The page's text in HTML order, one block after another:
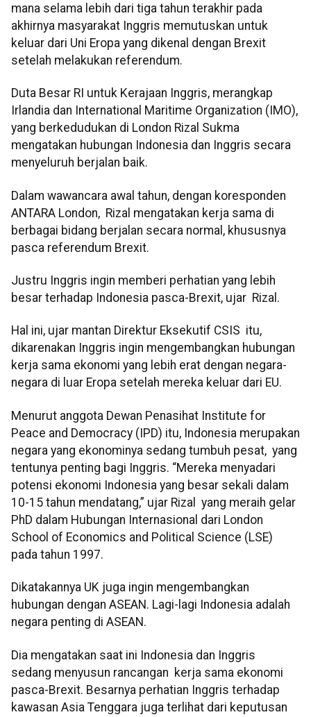
mana selama lebih dari tiga tahun terakhir pada
akhirnya masyarakat Inggris memutuskan untuk
keluar dari Uni Eropa yang dikenal dengan Brexit
setelah melakukan referendum.
Duta Besar RI untuk Kerajaan Inggris, merangkap
Irlandia dan International Maritime Organization (IMO),
yang berkedudukan di London Rizal Sukma
mengatakan hubungan Indonesia dan Inggris secara
menyeluruh berjalan baik.
Dalam wawancara awal tahun, dengan koresponden
ANTARA London, Rizal mengatakan kerja sama di
berbagai bidang berjalan secara normal, khususnya
pasca referendum Brexit.
Justru Inggris ingin memberi perhatian yang lebih
besar terhadap Indonesia pasca-Brexit, ujar Rizal.
Hal ini, ujar mantan Direktur Eksekutif CSIS itu,
dikarenakan Inggris ingin mengembangkan hubungan
kerja sama ekonomi yang lebih erat dengan negara-
negara di luar Eropa setelah mereka keluar dari EU.
Menurut anggota Dewan Penasihat Institute for
Peace and Democracy (IPD) itu, Indonesia merupakan
negara yang ekonominya sedang tumbuh pesat, yang
tentunya penting bagi Inggris. “Mereka menyadari
potensi ekonomi Indonesia yang besar sekali dalam
10-15 tahun mendatang,” ujar Rizal yang meraih gelar
PhD dalam Hubungan Internasional dari London
School of Economics and Political Science (LSE)
pada tahun 1997.
Dikatakannya UK juga ingin mengembangkan
hubungan dengan ASEAN. Lagi-lagi Indonesia adalah
negara penting di ASEAN.
Dia mengatakan saat ini Indonesia dan Inggris
sedang menyusun rancangan kerja sama ekonomi
pasca-Brexit. Besarnya perhatian Inggris terhadap
kawasan Asia Tenggara juga terlihat dari keputusan